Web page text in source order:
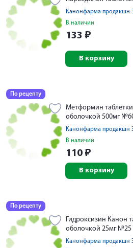
Канонфарма продакшн
В наличии
133 ₽
В корзину
По рецепту
Метформин
оболочкой 500мг
Канонфарма продакшн
В наличии
110 ₽
В корзину
По рецепту
Гидроксизин Канон
оболочкой 25мг №25
Канонфарма продакшн